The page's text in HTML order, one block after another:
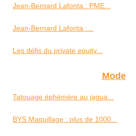
Jean-Bernard Lafonta : PME...
Jean-Bernard Lafonta :...
Les défis du private equity...
Mode
Tatouage éphémère au jagua...
BYS Maquillage : plus de 1000...